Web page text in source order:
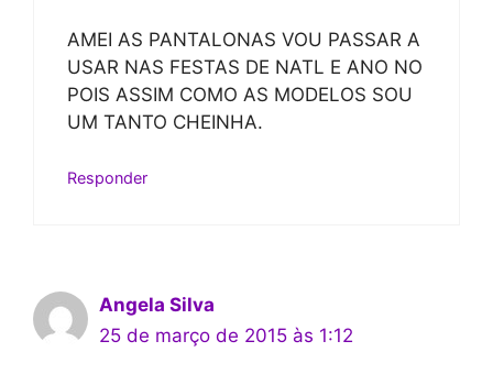
AMEI AS PANTALONAS VOU PASSAR A
USAR NAS FESTAS DE NATL E ANO NO
POIS ASSIM COMO AS MODELOS SOU
UM TANTO CHEINHA.
Responder
Angela Silva
25 de março de 2015 às 1:12